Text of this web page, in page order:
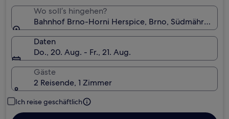
Wo soll’s hingehen?
Bahnhof Brno-Horni Herspice, Brno, Südmährische
Daten
Do., 20. Aug. - Fr., 21. Aug.
Gäste
2 Reisende, 1 Zimmer
Ich reise geschäftlich